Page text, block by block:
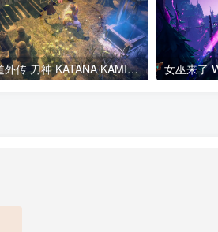
侍道外传 刀神 KATANA KAMI A Way of the Samurai Story